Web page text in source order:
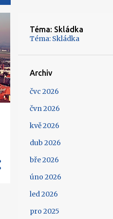
Téma: Skládka
Téma: Skládka
Archiv
čvc 2026
čvn 2026
kvě 2026
dub 2026
bře 2026
úno 2026
led 2026
pro 2025